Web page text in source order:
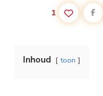
1
Inhoud toon